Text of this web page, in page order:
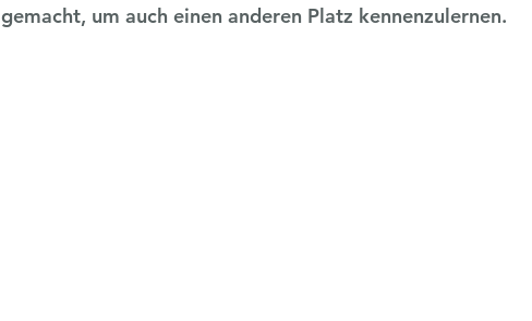
gemacht, um auch einen anderen Platz kennenzulernen.